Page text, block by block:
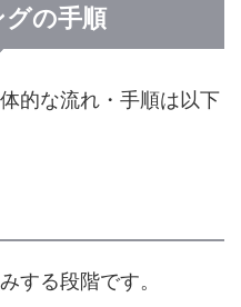
の手順
的な流れ・手順は以下
する段階です。